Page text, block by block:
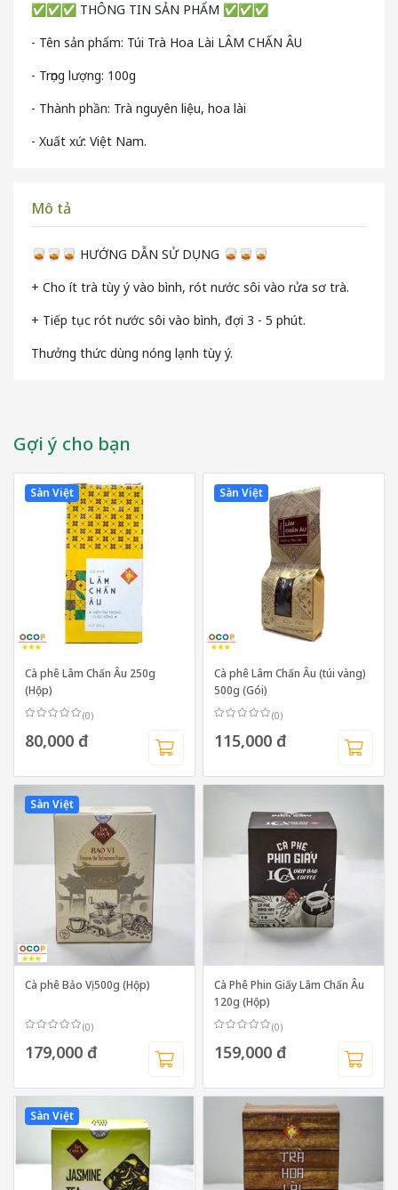
✅✅✅ THÔNG TIN SẢN PHẨM ✅✅✅
- Tên sản phẩm: Túi Trà Hoa Lài LÂM CHẤN ÂU
- Trọng lượng: 100g
- Thành phần: Trà nguyên liệu, hoa lài
- Xuất xứ: Việt Nam.
Mô tả
🥃🥃🥃 HƯỚNG DẪN SỬ DỤNG 🥃🥃🥃
+ Cho ít trà tùy ý vào bình, rót nước sôi vào rửa sơ trà.
+ Tiếp tục rót nước sôi vào bình, đợi 3 - 5 phút.
Thưởng thức dùng nóng lạnh tùy ý.
Gợi ý cho bạn
Sàn Việt
Cà phê Lâm Chấn Âu 250g
(Hộp)
(0)
80,000 đ
Sàn Việt
Cà phê Lâm Chấn Âu (túi vàng)
500g (Gói)
(0)
115,000 đ
Sàn Việt
Cà phê Bảo Vị 500g (Hộp)
(0)
179,000 đ
Cà Phê Phin Giấy Lâm Chấn Âu
120g (Hộp)
(0)
159,000 đ
Sàn Việt